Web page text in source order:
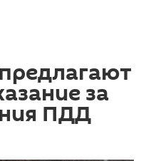
за
ПДД